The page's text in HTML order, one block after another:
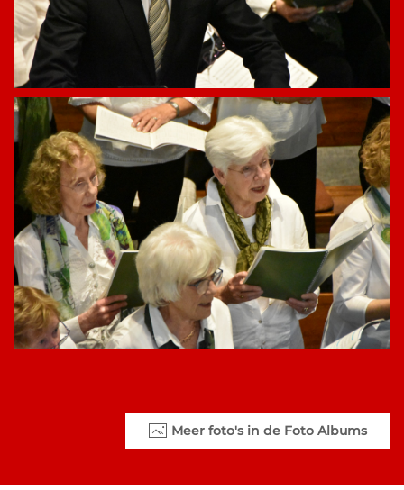
Meer foto's in de Foto Albums